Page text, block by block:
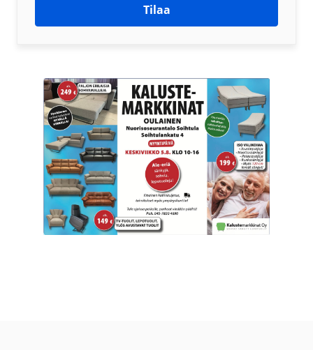
Tilaa